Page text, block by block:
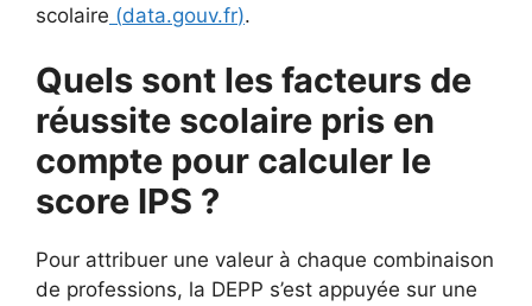
scolaire (data.gouv.fr).
Quels sont les facteurs de
réussite scolaire pris en
compte pour calculer le
score IPS ?
Pour attribuer une valeur à chaque combinaison
de professions, la DEPP s’est appuyée sur une